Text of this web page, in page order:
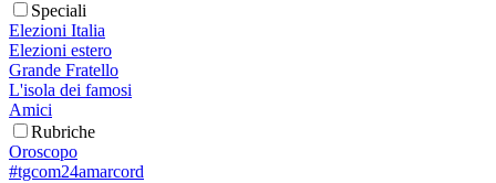
Speciali
Elezioni Italia
Elezioni estero
Grande Fratello
L'isola dei famosi
Amici
Rubriche
Oroscopo
#tgcom24amarcord